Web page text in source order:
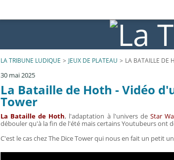
LA TRIBUNE LUDIQUE > JEUX DE PLATEAU > LA BATAILLE DE
30 mai 2025
La Bataille de Hoth - Vidéo
Tower
La Bataille de Hoth, l'adaptation à l'univers de Star
débouler qu'à la fin de l'été mais certains Youtubeurs ont
C'est le cas chez The Dice Tower qui nous en fait un petit